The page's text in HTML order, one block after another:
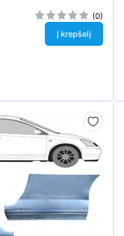
(0)
Į krepšelį